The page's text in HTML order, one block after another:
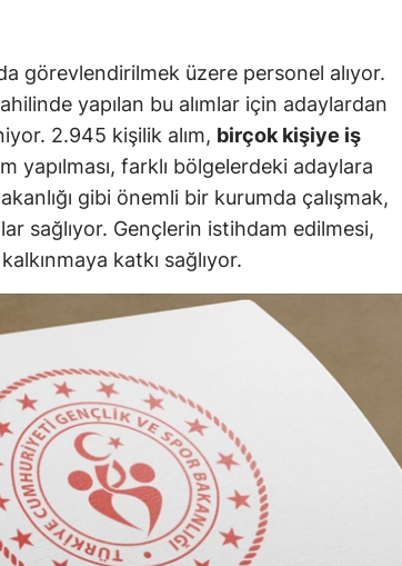
görevlendirilmek üzere personel alıyor.
yapılan bu alımlar için adaylardan
2.945 kişilik alım, birçok kişiye iş
yapılması, farklı bölgelerdeki adaylara
gibi önemli bir kurumda çalışmak,
sağlıyor. Gençlerin istihdam edilmesi,
katkı sağlıyor.